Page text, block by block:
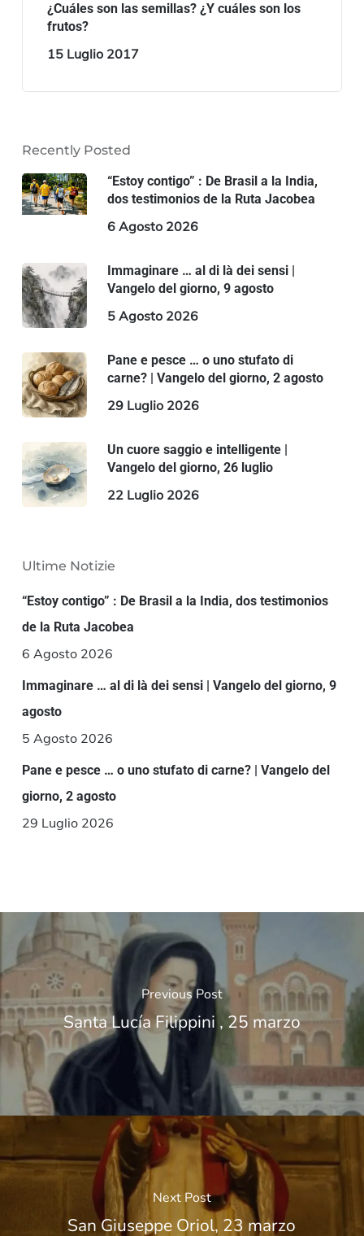
¿Cuáles son las semillas? ¿Y cuáles son los
frutos?
15 Luglio 2017
Recently Posted
“Estoy contigo” : De Brasil a la India,
dos testimonios de la Ruta Jacobea
6 Agosto 2026
Immaginare … al di là dei sensi |
Vangelo del giorno, 9 agosto
5 Agosto 2026
Pane e pesce … o uno stufato di
carne? | Vangelo del giorno, 2 agosto
29 Luglio 2026
Un cuore saggio e intelligente |
Vangelo del giorno, 26 luglio
22 Luglio 2026
Ultime Notizie
“Estoy contigo” : De Brasil a la India, dos testimonios
de la Ruta Jacobea
6 Agosto 2026
Immaginare … al di là dei sensi | Vangelo del giorno, 9
agosto
5 Agosto 2026
Pane e pesce … o uno stufato di carne? | Vangelo del
giorno, 2 agosto
29 Luglio 2026
Previous Post
Santa Lucía Filippini , 25 marzo
Next Post
San Giuseppe Oriol, 23 marzo